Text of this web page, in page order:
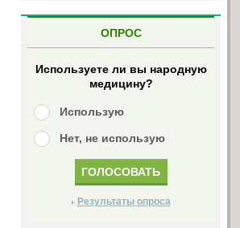
ОПРОС
Используете ли вы народную
медицину?
Использую
Нет, не использую
Результаты опроса